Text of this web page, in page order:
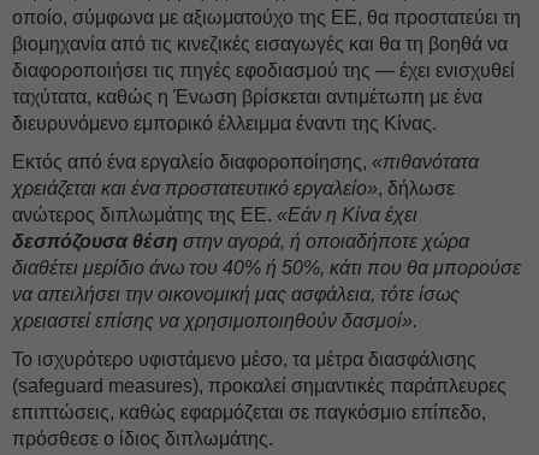
οποίο, σύμφωνα με αξιωματούχο της ΕΕ, θα προστατεύει τη
βιομηχανία από τις κινεζικές εισαγωγές και θα τη βοηθά να
διαφοροποιήσει τις πηγές εφοδιασμού της — έχει ενισχυθεί
ταχύτατα, καθώς η Ένωση βρίσκεται αντιμέτωπη με ένα
διευρυνόμενο εμπορικό έλλειμμα έναντι της Κίνας.
Εκτός από ένα εργαλείο διαφοροποίησης, «πιθανότατα
χρειάζεται και ένα προστατευτικό εργαλείο», δήλωσε
ανώτερος διπλωμάτης της ΕΕ. «Εάν η Κίνα έχει
δεσπόζουσα θέση στην αγορά, ή οποιαδήποτε χώρα
διαθέτει μερίδιο άνω του 40% ή 50%, κάτι που θα μπορούσε
να απειλήσει την οικονομική μας ασφάλεια, τότε ίσως
χρειαστεί επίσης να χρησιμοποιηθούν δασμοί».
Το ισχυρότερο υφιστάμενο μέσο, τα μέτρα διασφάλισης
(safeguard measures), προκαλεί σημαντικές παράπλευρες
επιπτώσεις, καθώς εφαρμόζεται σε παγκόσμιο επίπεδο,
πρόσθεσε ο ίδιος διπλωμάτης.